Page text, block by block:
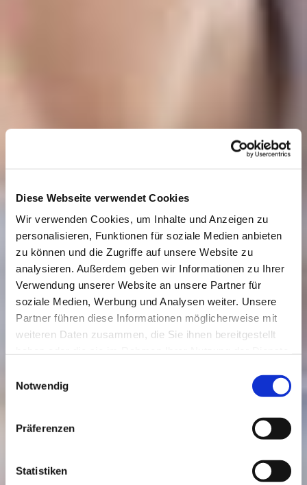
Diese Webseite verwendet Cookies
Wir verwenden Cookies, um Inhalte und Anzeigen zu
personalisieren, Funktionen für soziale Medien anbieten
zu können und die Zugriffe auf unsere Website zu
analysieren. Außerdem geben wir Informationen zu Ihrer
Verwendung unserer Website an unsere Partner für
soziale Medien, Werbung und Analysen weiter. Unsere
Partner führen diese Informationen möglicherweise mit
weiteren Daten zusammen, die Sie ihnen bereitgestellt
Datenschutzerklärung
Notwendig
Präferenzen
Statistiken